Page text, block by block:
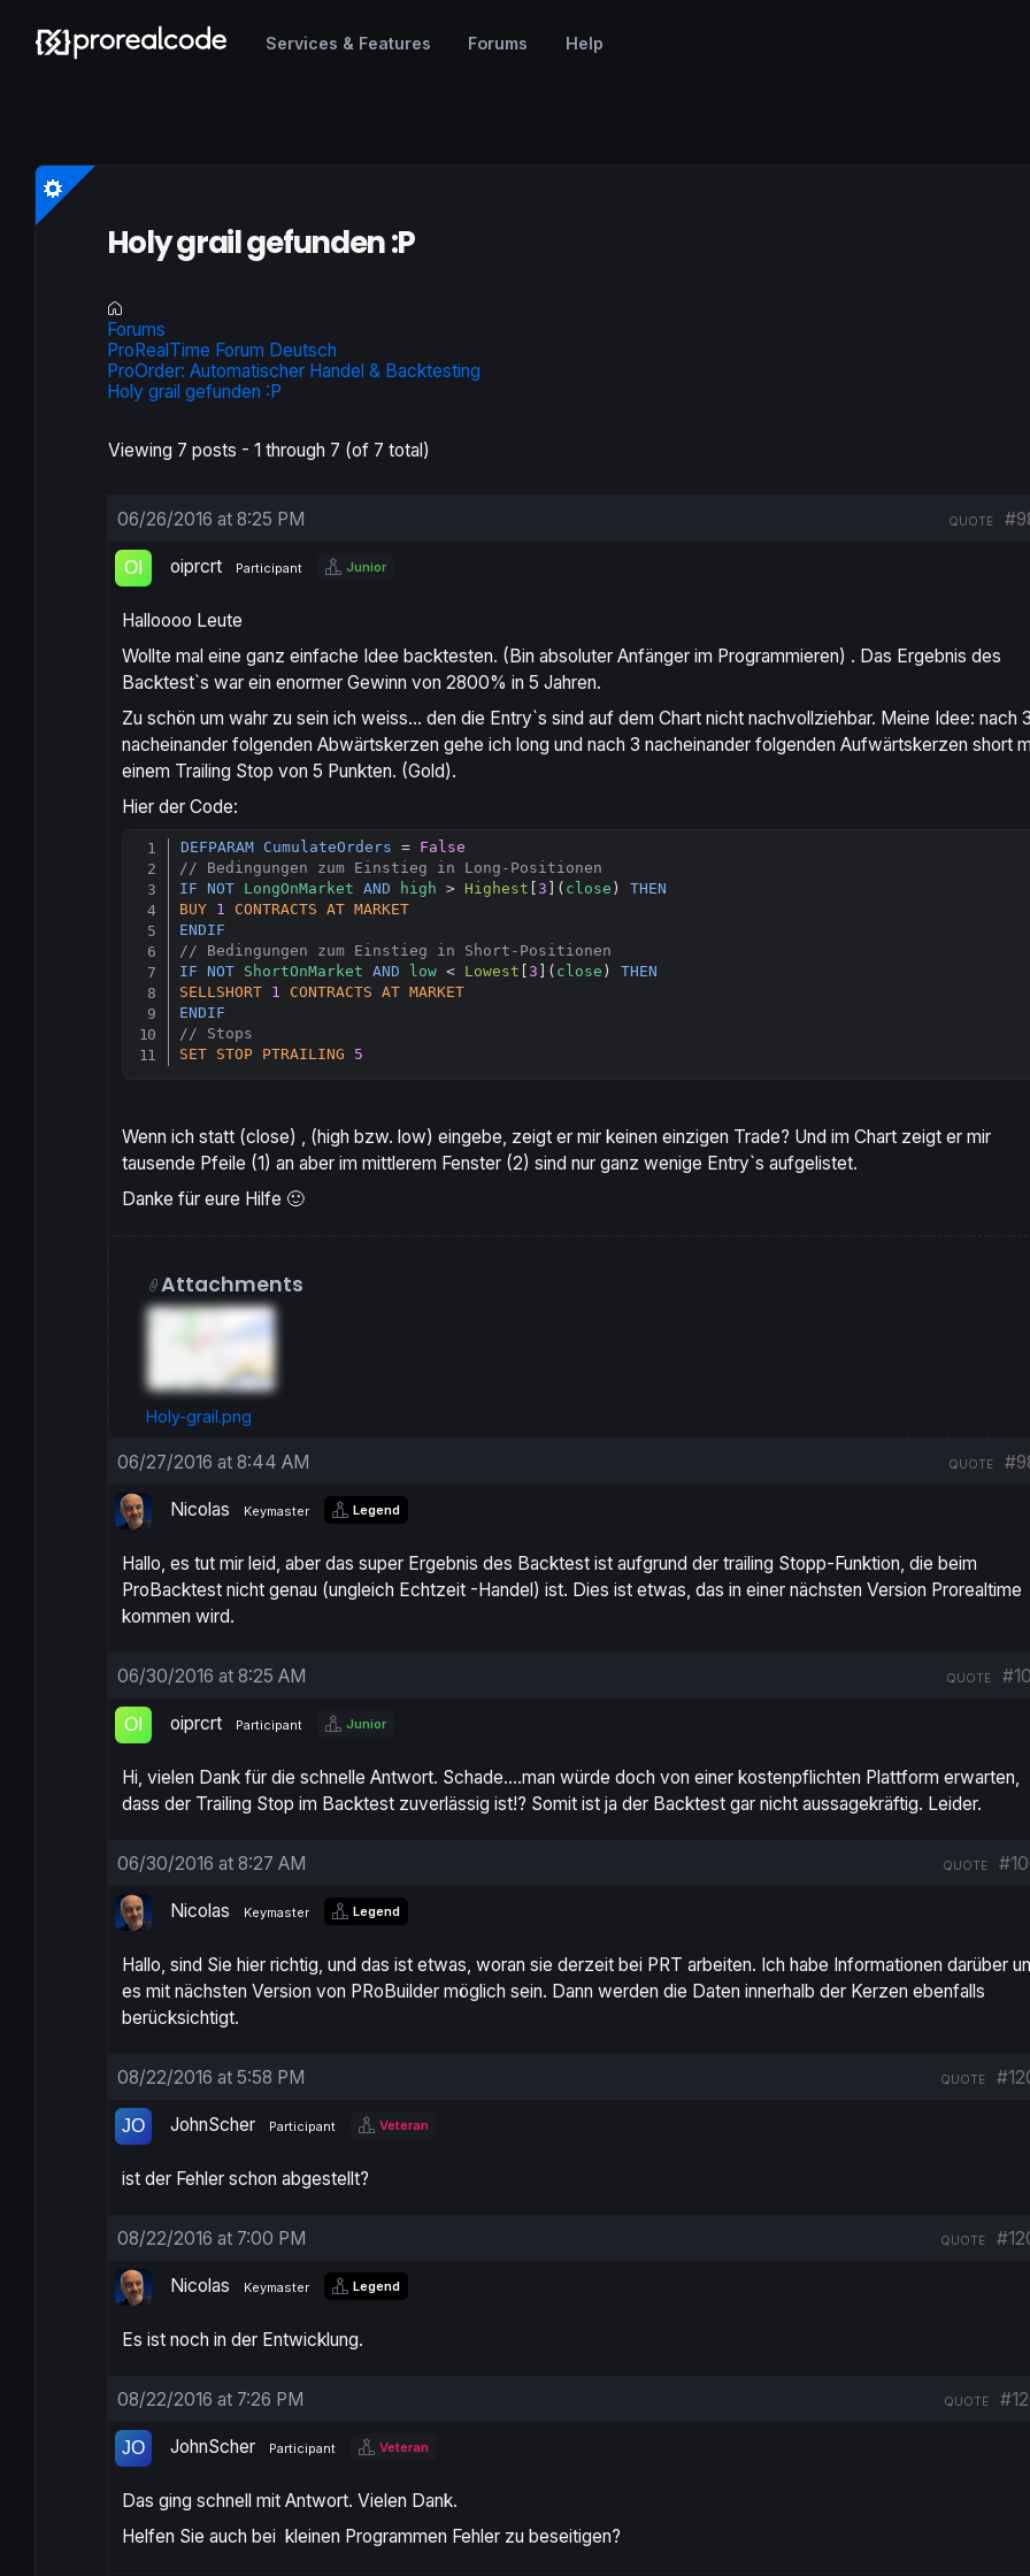
Services & Features Forums Help
Holy grail gefunden :P
Forums
ProRealTime Forum Deutsch
ProOrder: Automatischer Handel & Backtesting
Holy grail gefunden :P
Viewing 7 posts - 1 through 7 (of 7 total)
06/26/2016 at 8:25 PM QUOTE
oiprcrt Participant Junior
Halloooo Leute
Wollte mal eine ganz einfache Idee backtesten. (Bin absoluter Anfänger im Programmieren) . Das Ergebnis des
Backtest`s war ein enormer Gewinn von 2800% in 5 Jahren.
Zu schön um wahr zu sein ich weiss… den die Entry`s sind auf dem Chart nicht nachvollziehbar. Meine Idee: nach 3
nacheinander folgenden Abwärtskerzen gehe ich long und nach 3 nacheinander folgenden Aufwärtskerzen short
einem Trailing Stop von 5 Punkten. (Gold).
Hier der Code:
DEFPARAM CumulateOrders = False
// Bedingungen zum Einstieg in Long-Positionen
IF
NOT LongOnMarket AND high > Highest [3 ]( close ) THEN
BUY 1 CONTRACTS AT MARKET
ENDIF
// Bedingungen zum Einstieg in Short-Positionen
IF
NOT ShortOnMarket AND low < Lowest [3 ]( close ) THEN
SELLSHORT 1 CONTRACTS AT MARKET
ENDIF
// Stops
SET STOP PTRAILING 5
Wenn ich statt (close) , (high bzw. low) eingebe, zeigt er mir keinen einzigen Trade? Und im Chart zeigt er mir
tausende Pfeile (1) an aber im mittlerem Fenster (2) sind nur ganz wenige Entry`s aufgelistet.
Danke für eure Hilfe 🙂
Attachments
Holy-grail.png
06/27/2016 at 8:44 AM QUOTE
Nicolas Keymaster Legend
Hallo, es tut mir leid, aber das super Ergebnis des Backtest ist aufgrund der trailing Stopp-Funktion, die beim
ProBacktest nicht genau (ungleich Echtzeit -Handel) ist. Dies ist etwas, das in einer nächsten Version Prorealtime
kommen wird.
06/30/2016 at 8:25 AM QUOTE
oiprcrt Participant Junior
Hi, vielen Dank für die schnelle Antwort. Schade….man würde doch von einer kostenpflichten Plattform erwarten,
dass der Trailing Stop im Backtest zuverlässig ist!? Somit ist ja der Backtest gar nicht aussagekräftig. Leider.
06/30/2016 at 8:27 AM QUOTE
Nicolas Keymaster Legend
Hallo, sind Sie hier richtig, und das ist etwas, woran sie derzeit bei PRT arbeiten. Ich habe Informationen darüber
es mit nächsten Version von PRoBuilder möglich sein. Dann werden die Daten innerhalb der Kerzen ebenfalls
berücksichtigt.
08/22/2016 at 5:58 PM QUOTE
JohnScher Participant Veteran
ist der Fehler schon abgestellt?
08/22/2016 at 7:00 PM QUOTE
Nicolas Keymaster Legend
Es ist noch in der Entwicklung.
08/22/2016 at 7:26 PM QUOTE
JohnScher Participant Veteran
Das ging schnell mit Antwort. Vielen Dank.
Helfen Sie auch bei kleinen Programmen Fehler zu beseitigen?